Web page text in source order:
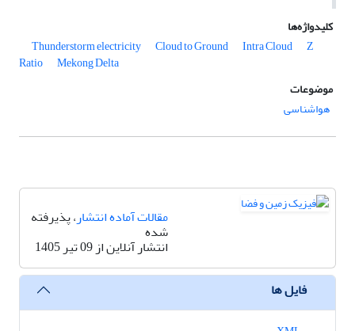
کلیدواژه‌ها
Thunderstorm electricity
Cloud to Ground Intra Cloud Z
Ratio
Mekong Delta
موضوعات
هواشناسی
مقالات آماده انتشار، پذیرفته
شده
انتشار آنلاین از 09 تیر 1405
فایل ها